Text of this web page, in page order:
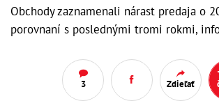
Obchody zaznamenali nárast predaja o
porovnaní s poslednými tromi rokmi,
3 Zdieľať